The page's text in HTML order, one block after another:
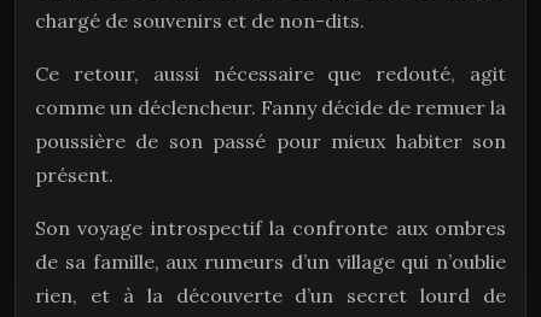
chargé de souvenirs et de non-dits.
Ce retour, aussi nécessaire que redouté, agit
comme un déclencheur. Fanny décide de remuer la
poussière de son passé pour mieux habiter son
présent.
Son voyage introspectif la confronte aux ombres
de sa famille, aux rumeurs d’un village qui n’oublie
rien, et à la découverte d’un secret lourd de